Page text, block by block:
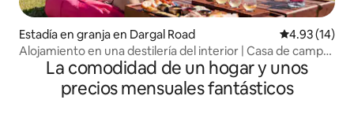
Estadía en granja en Dargal Road Calificación
4.93 (14)
Alojamiento en una destilería del interior | Casa de campo
de lujoLa comodidad de un hogar y unos
precios mensuales fantásticos